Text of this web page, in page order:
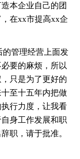
本企业自己的团
在xx市提高xx企
管理经营上面发
要的麻烦，所以
只是为了更好的
至十五年内把做
行力度，让我看
身工作发展和职
职，请于批准。